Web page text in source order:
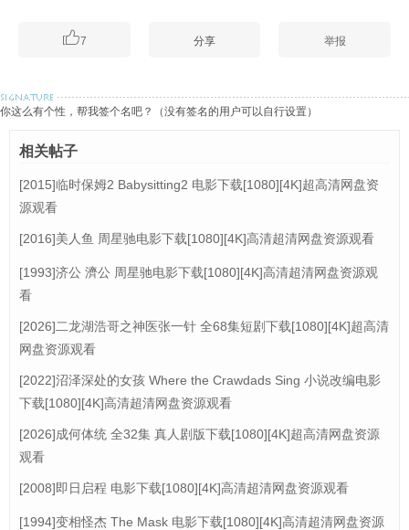
7 分享 举报
你这么有个性，帮我签个名吧？（没有签名的用户可以自行设置）
相关帖子
[2015]临时保姆2 Babysitting2 电影下载[1080][4K]超高清网盘资
源观看
[2016]美人鱼 周星驰电影下载[1080][4K]高清超清网盘资源观看
[1993]济公 濟公 周星驰电影下载[1080][4K]高清超清网盘资源观
看
[2026]二龙湖浩哥之神医张一针 全68集短剧下载[1080][4K]超高清
网盘资源观看
[2022]沼泽深处的女孩 Where the Crawdads Sing 小说改编电影
下载[1080][4K]高清超清网盘资源观看
[2026]成何体统 全32集 真人剧版下载[1080][4K]超高清网盘资源
观看
[2008]即日启程 电影下载[1080][4K]高清超清网盘资源观看
[1994]变相怪杰 The Mask 电影下载[1080][4K]高清超清网盘资源